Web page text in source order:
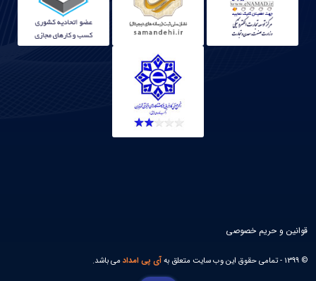
© 1399 - تمامی حقوق این وب سایت متعلق به آی پی امدادمی باشد.
قوانین و حریم خصوصی